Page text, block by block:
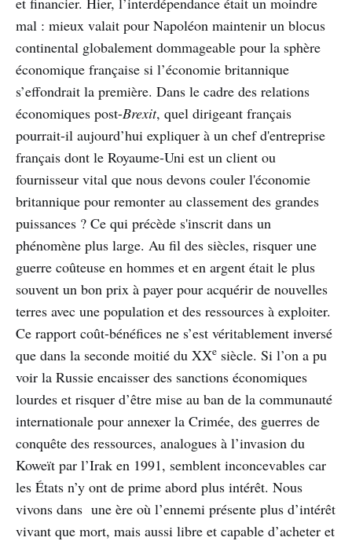
mal : mieux valait pour Napoléon maintenir un blocus
continental globalement dommageable pour la sphère
économique française si l’économie britannique
s’effondrait la première. Dans le cadre des relations
économiques post-Brexit, quel dirigeant français
pourrait-il aujourd’hui expliquer à un chef d'entreprise
français dont le Royaume-Uni est un client ou
fournisseur vital que nous devons couler l'économie
britannique pour remonter au classement des grandes
puissances ? Ce qui précède s'inscrit dans un
phénomène plus large. Au fil des siècles, risquer une
guerre coûteuse en hommes et en argent était le plus
souvent un bon prix à payer pour acquérir de nouvelles
terres avec une population et des ressources à exploiter.
Ce rapport coût-bénéfices ne s’est véritablement inversé
que dans la seconde moitié du XXe siècle. Si l’on a pu
voir la Russie encaisser des sanctions économiques
lourdes et risquer d’être mise au ban de la communauté
internationale pour annexer la Crimée, des guerres de
conquête des ressources, analogues à l’invasion du
Koweït par l’Irak en 1991, semblent inconcevables car
les États n’y ont de prime abord plus intérêt. Nous
vivons dans une ère où l’ennemi présente plus d’intérêt
vivant que mort, mais aussi libre et capable d’acheter et